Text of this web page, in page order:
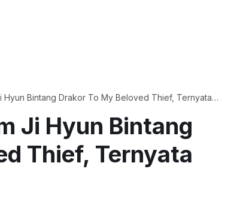
Hyun Bintang Drakor To My Beloved Thief, Ternyata
Ji Hyun Bintang
Thief, Ternyata